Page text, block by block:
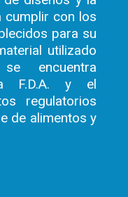
cumplir con los
para su
utilizado
encuentra
F.D.A. y el
regulatorios
de alimentos y